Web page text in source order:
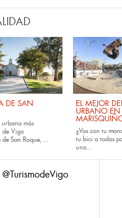
DE SAN
urbana más
de Vigo
de San Roque, ...
EL MEJOR
URBANO
¿Vas con tu
tu bici a todas
una...